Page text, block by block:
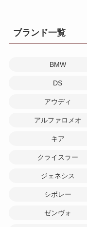
ブランド一覧
BMW
DS
アウディ
アルファロメオ
キア
クライスラー
ジェネシス
シボレー
ゼンヴォ